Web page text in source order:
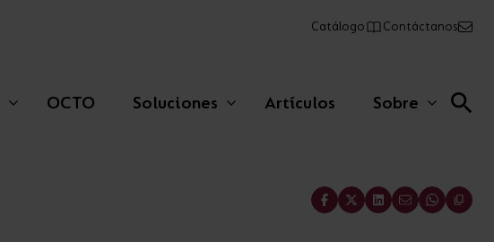
Catálogo Contáctanos
OCTO Soluciones Artículos Sobre
Share